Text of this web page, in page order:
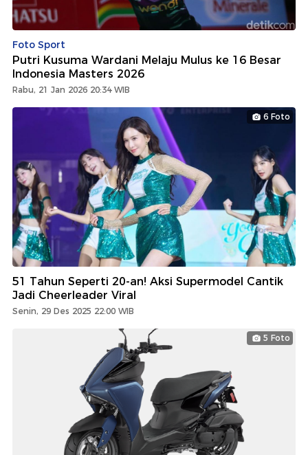
Foto Sport
Putri Kusuma Wardani Melaju Mulus ke 16 Besar
Indonesia Masters 2026
Rabu, 21 Jan 2026 20:34 WIB
6 Foto
51 Tahun Seperti 20-an! Aksi Supermodel Cantik
Jadi Cheerleader Viral
Senin, 29 Des 2025 22:00 WIB
5 Foto